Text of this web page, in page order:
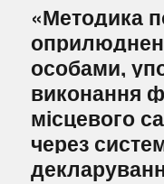
Наступний
запис:
«Методика
особами,
виконання
місцевого
через